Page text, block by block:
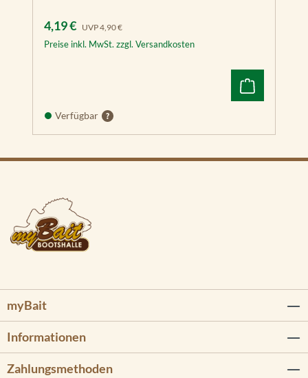
Verkaufspreis:
4,19 € UVP Regulärer Preis:
4,90 €
Preise inkl. MwSt. zzgl. Versandkosten
Verfügbar
myBait
Informationen
Zahlungsmethoden